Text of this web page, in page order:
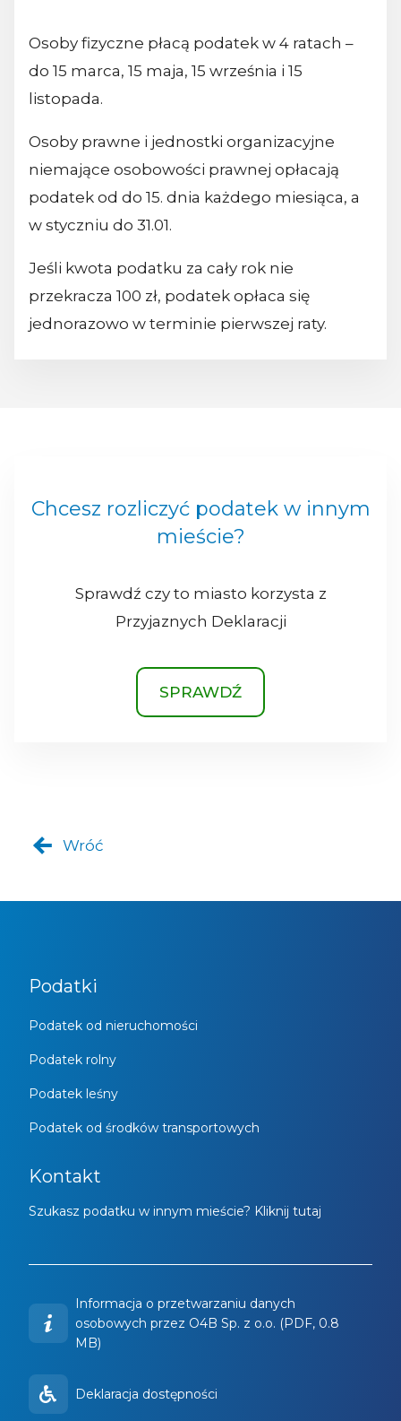
Osoby fizyczne płacą podatek w 4 ratach –
do 15 marca, 15 maja, 15 września i 15
listopada.
Osoby prawne i jednostki organizacyjne
niemające osobowości prawnej opłacają
podatek od do 15. dnia każdego miesiąca, a
w styczniu do 31.01.
Jeśli kwota podatku za cały rok nie
przekracza 100 zł, podatek opłaca się
jednorazowo w terminie pierwszej raty.
Chcesz rozliczyć podatek w innym
mieście?
Sprawdź czy to miasto korzysta z
Przyjaznych Deklaracji
SPRAWDŹ
Wróć
Podatki
Podatek od nieruchomości
Podatek rolny
Podatek leśny
Podatek od środków transportowych
Kontakt
Szukasz podatku w innym mieście? Kliknij tutaj
Informacja o przetwarzaniu danych
osobowych przez O4B Sp. z o.o. (PDF, 0.8
MB)
Deklaracja dostępności